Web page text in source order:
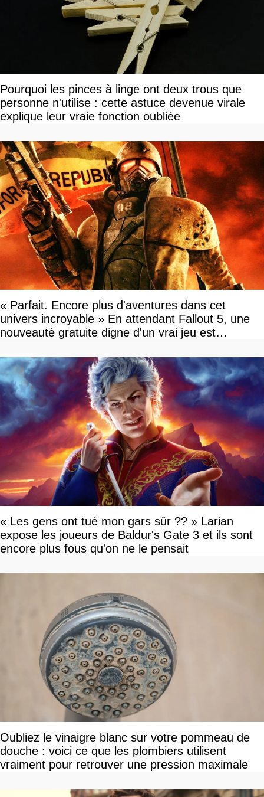
Pourquoi les pinces à linge ont deux trous que
personne n'utilise : cette astuce devenue virale
explique leur vraie fonction oubliée
« Parfait. Encore plus d'aventures dans cet
univers incroyable » En attendant Fallout 5, une
nouveauté gratuite digne d'un vrai jeu est
« Les gens ont tué mon gars sûr ?? » Larian
expose les joueurs de Baldur's Gate 3 et ils sont
encore plus fous qu'on ne le pensait
Oubliez le vinaigre blanc sur votre pommeau de
douche : voici ce que les plombiers utilisent
vraiment pour retrouver une pression maximale